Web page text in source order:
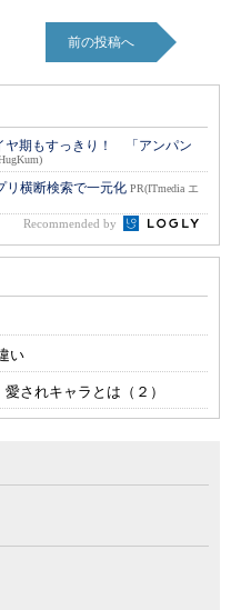
前の投稿へ
ヤ期もすっきり！ 「アンパン
横断検索で一元化 PR(ITmedia エ
Recommended by
い
されキャラとは（２）